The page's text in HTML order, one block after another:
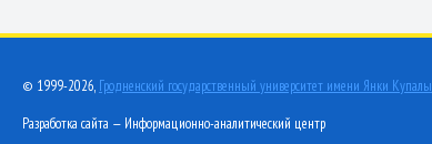
© 1999-2026, Гродненский государственный университет имени Янки Купалы
Разработка сайта — Информационно-аналитический центр